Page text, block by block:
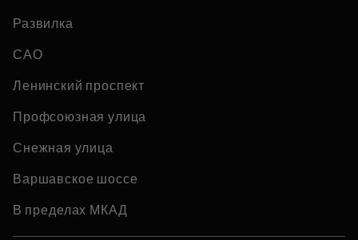
Развилка
САО
Ленинский проспект
Профсоюзная улица
Снежная улица
Варшавское шоссе
В пределах МКАД